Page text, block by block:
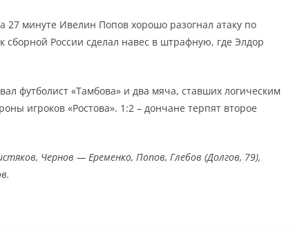
27 минуте Ивелин Попов хорошо разогнал атаку по
сборной России сделал навес в штрафную, где Элдор
футболист «Тамбова» и два мяча, ставших логическим
игроков «Ростова». 1:2 – дончане терпят второе
Чернов — Еременко, Попов, Глебов (Долгов, 79),